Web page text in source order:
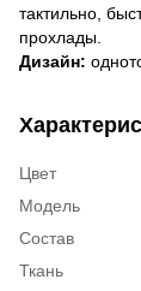
тактильно,
прохлады.
Дизайн:
Цвет
Модель
Состав
Ткань